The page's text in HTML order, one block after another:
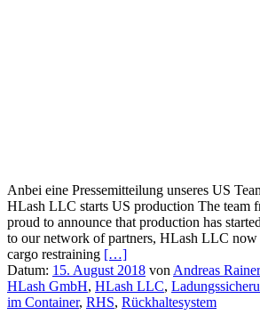
Anbei eine Pressemitteilung unseres US
HLash LLC starts US production The team
proud to announce that production has
to our network of partners, HLash LLC
cargo restraining […]
Datum: 15. August 2018 vonAndreas Rainer
HLash GmbH, HLash LLC,
im Container, RHS, Rückhaltesystem